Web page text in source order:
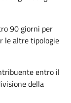
90 giorni per
le altre tipologie
entro il
della